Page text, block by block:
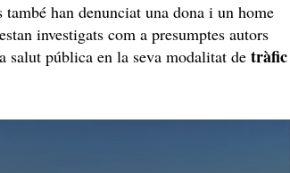
també han denunciat una dona i un home
investigats com a presumptes autors
salut pública en la seva modalitat detràfic